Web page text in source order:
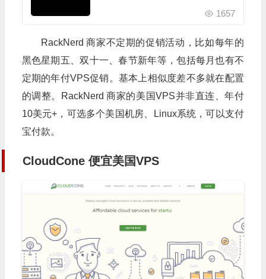
1657
RackNerd 商家不定期的促销活动，比如每年的
黑色星期五、双十一、春节新年等，包括每月也有不
定期的年付VPS促销。基本上相似度差不多就在配置
的调整。RackNerd 商家的美国VPS并非直连、年付
10美元+，可选多个美国机房、Linux系统，可以支付
宝付款。
CloudCone 便宜美国VPS